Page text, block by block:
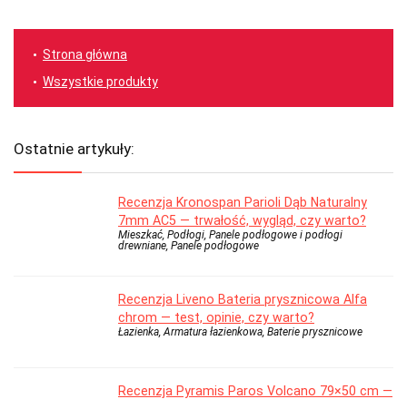
Strona główna
Wszystkie produkty
Ostatnie artykuły:
Recenzja Kronospan Parioli Dąb Naturalny
7mm AC5 — trwałość, wygląd, czy warto?
Mieszkać, Podłogi, Panele podłogowe i podłogi
drewniane, Panele podłogowe
Recenzja Liveno Bateria prysznicowa Alfa
chrom — test, opinie, czy warto?
Łazienka, Armatura łazienkowa, Baterie prysznicowe
Recenzja Pyramis Paros Volcano 79×50 cm —